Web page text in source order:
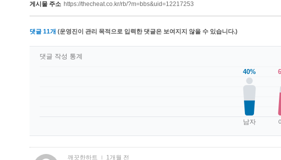
게시물 주소 https://thecheat.co.kr/rb/?m=bbs&uid=12217253
댓글 11개 (운영진이 관리 목적으로 입력한 댓글은 보여지지 않을 수 있습니다.)
40%
남자
댓글 작성 통계